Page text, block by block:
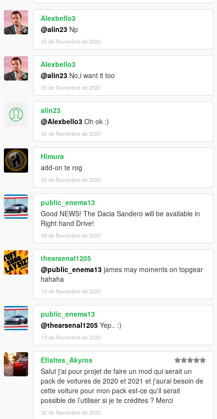
Alexbello3
@alin23 Np
05 de Novembre de 2020
Alexbello3
@alin23 No,i want it too
05 de Novembre de 2020
alin23
@Alexbello3 Oh ok :)
05 de Novembre de 2020
Himura
add-on te rog
05 de Novembre de 2020
public_enema13
Good NEWS! The Dacia Sandero will be available in
Right hand Drive!
06 de Novembre de 2020
thearsenal1205
@public_enema13 james may moments on topgear
hahaha
10 de Novembre de 2020
public_enema13
@thearsenal1205 Yep.. :)
13 de Novembre de 2020
Efialtes_Akyros
Salut j'ai pour projet de faire un mod qui serait un
pack de voitures de 2020 et 2021 et j'aurai besoin de
cette voiture pour mon pack est-ce qu'il serait
possible de l’utiliser si je te crédites ? Merci
30 de Novembre de 2020